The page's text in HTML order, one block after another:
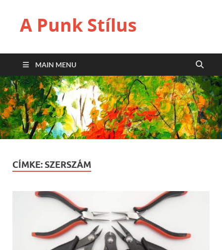
A Punk Stílus
MAIN MENU
CÍMKE: SZERSZÁM